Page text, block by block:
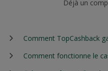
Déjà un
Comment TopCashback
Comment fonctionne le